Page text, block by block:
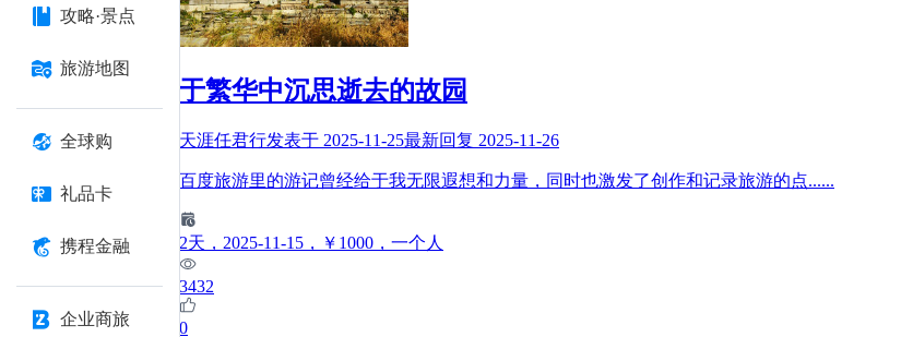
攻略·景点
旅游地图
全球购
礼品卡
携程金融
企业商旅
于繁华中沉思逝去的故园
天涯任君行发表于 2025-11-25最新回复 2025-11-26
百度旅游里的游记曾经给于我无限遐想和力量，同时也激发了创作和记录旅游的点......
2天 ，2025-11-15 ，￥1000 ，一个人
3432
0